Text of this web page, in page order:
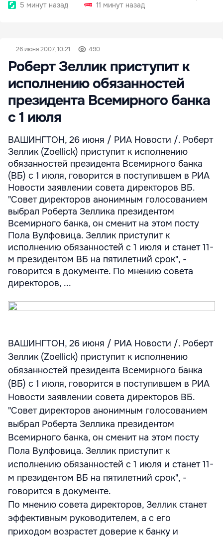
5 минут назад
11 минут назад
26 июня 2007, 10:21 490
Роберт Зеллик приступит к
исполнению обязанностей
президента Всемирного банка
с 1 июля
ВАШИНГТОН, 26 июня / РИА Новости /. Роберт
Зеллик (Zоellick) приступит к исполнению
обязанностей президента Всемирного банка
(ВБ) с 1 июля, говорится в поступившем в РИА
Новости заявлении совета директоров ВБ.
"Совет директоров анонимным голосованием
выбрал Роберта Зеллика президентом
Всемирного банка, он сменит на этом посту
Пола Вулфовица. Зеллик приступит к
исполнению обязанностей с 1 июля и станет 11-
м президентом ВБ на пятилетний срок", -
говорится в документе. По мнению совета
директоров, ...
ВАШИНГТОН, 26 июня / РИА Новости /. Роберт
Зеллик (Zоellick) приступит к исполнению
обязанностей президента Всемирного банка
(ВБ) с 1 июля, говорится в поступившем в РИА
Новости заявлении совета директоров ВБ.
"Совет директоров анонимным голосованием
выбрал Роберта Зеллика президентом
Всемирного банка, он сменит на этом посту
Пола Вулфовица. Зеллик приступит к
исполнению обязанностей с 1 июля и станет 11-
м президентом ВБ на пятилетний срок", -
говорится в документе.
По мнению совета директоров, Зеллик станет
эффективным руководителем, а с его
приходом возрастет доверие к банку и